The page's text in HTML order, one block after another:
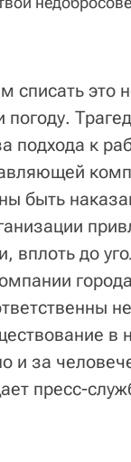
списать это
погоду.
подхода к
быть
вплоть до
в
и за
пресс-